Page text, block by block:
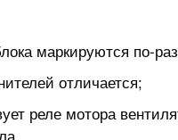
маркируются по-
отличается;
реле мотора